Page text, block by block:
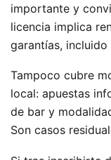
importante y
licencia implica
garantías, incluido
Tampoco cubre
local: apuestas
de bar y
Son casos